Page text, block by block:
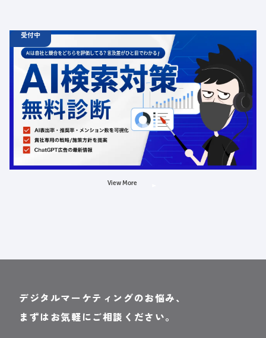
受付中
診断
12.31 00:00
ChatGPT広告の最新動向・AI検索対策に関する無料相談
受付中
定員数：500名
金額：無料
場所：オンライン
LLMO 広告
View More
デジタルマーケティングのお悩み、
まずはお気軽にご相談ください。